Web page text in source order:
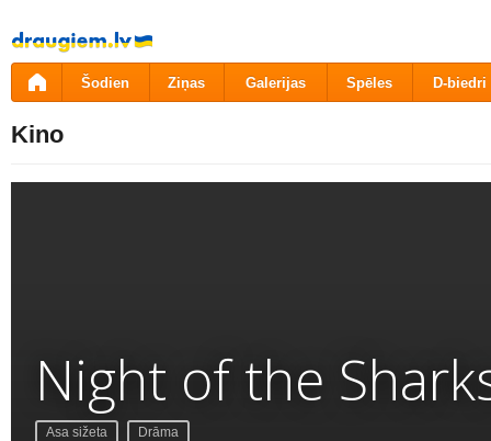
Pāriet
uz
saturu
Šodien Ziņas Galerijas Spēles D-biedri
Kino
Night of the
Asa sižeta Drāma